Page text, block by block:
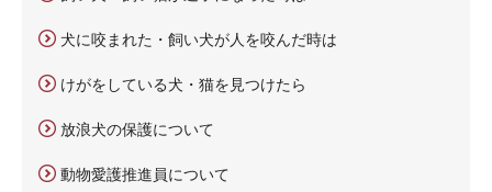
犬に咬まれた・飼い犬が人を咬んだ時は
けがをしている犬・猫を見つけたら
放浪犬の保護について
動物愛護推進員について